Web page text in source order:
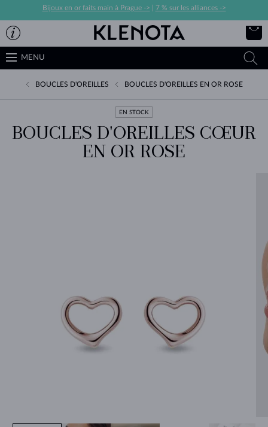
Bijoux en or faits main à Prague -> 7 % sur les alliances ->
MENU
BOUCLES D'OREILLES BOUCLES D'OREILLES EN OR ROSE
EN STOCK
BOUCLES D'OREILLES CŒUR
EN OR ROSE